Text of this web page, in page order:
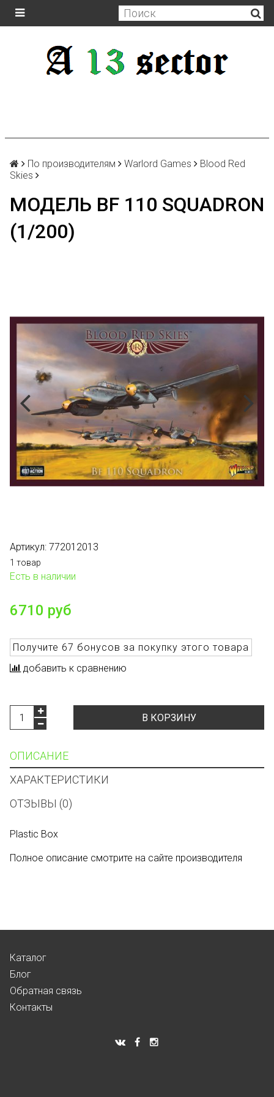
По производителям Warlord Games
Blood Red
Skies
МОДЕЛЬ BF 110 SQUADRON
(1/200)
Артикул: 772012013
1 товар
Есть в наличии
6710 руб
Получите 67 бонусов за покупку этого товара
добавить к сравнению
В КОРЗИНУ
ОПИСАНИЕ
ХАРАКТЕРИСТИКИ
ОТЗЫВЫ (0)
Plastic Box
Полное описание смотрите на сайте производителя
Каталог
Блог
Обратная связь
Контакты